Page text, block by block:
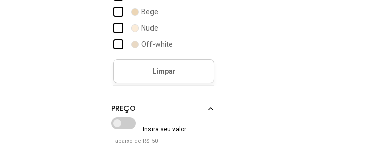
Bege
Nude
Off-white
abaixo de R$ 50